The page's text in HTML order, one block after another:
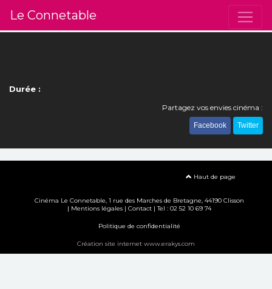
Le Connetable
Durée :
Partagez vos envies cinéma :
Facebook Twitter
Haut de page
Cinéma Le Connetable, 1 rue des Marches de Bretagne, 44190 Clisson
| Mentions légales| Contact| Tel : 02 52 10 69 74
Politique de confidentialité
Création site internet www.erakys.com